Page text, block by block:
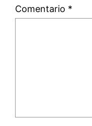
Comentario *